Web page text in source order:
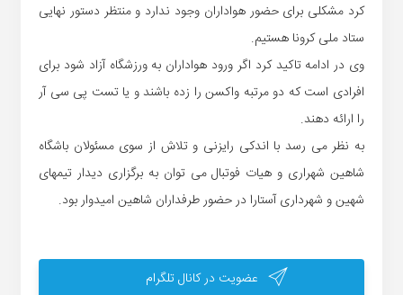
کرد مشکلی برای حضور هواداران وجود ندارد و منتظر دستور نهایی
ستاد ملی کرونا هستیم.
وی در ادامه تاکید کرد اگر ورود هواداران به ورزشگاه آزاد شود برای
افرادی است که دو مرتبه واکسن را زده باشند و یا تست پی سی آر
را ارائه دهند.
به نظر می رسد با اندکی رایزنی و تلاش از سوی مسئولان باشگاه
شاهین شهراری و هیات فوتبال می توان به برگزاری دیدار تیمهای
شهین و شهرداری آستارا در حضور طرفداران شاهین امیدوار بود.
عضویت در کانال تلگرام